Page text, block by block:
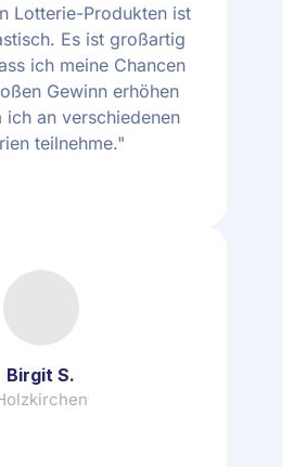
Lotterie-Produkten ist
Es ist großartig
ich meine Chancen
Gewinn erhöhen
ich an verschiedenen
teilnehme."
Birgit S.